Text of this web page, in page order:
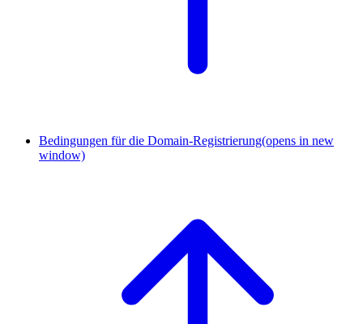
Bedingungen für die Domain-Registrierung(opens in new
window)